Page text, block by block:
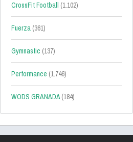
CrossFit Football (1.102)
Fuerza (361)
Gymnastic (137)
Performance (1.746)
WODS GRANADA(184)